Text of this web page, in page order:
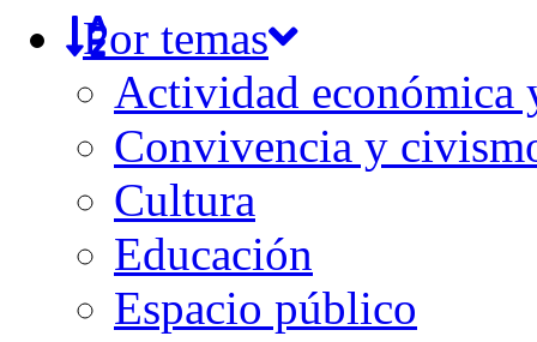
Por temas
Actividad económica
Convivencia y
Cultura
Educación
Espacio público